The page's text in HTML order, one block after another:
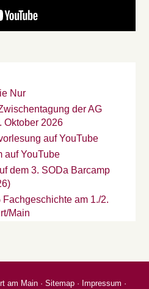
Nur
der AG
Oktober 2026
auf YouTube
auf YouTube
dem 3. SODa Barcamp
am 1./2.
Main
am Main · Sitemap · Impressum ·